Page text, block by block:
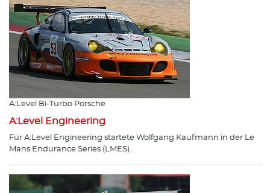
A:Level Bi-Turbo Porsche
A:Level Engineering
Für A:Level Engineering startete Wolfgang Kaufmann in der Le
Mans Endurance Series (LMES).